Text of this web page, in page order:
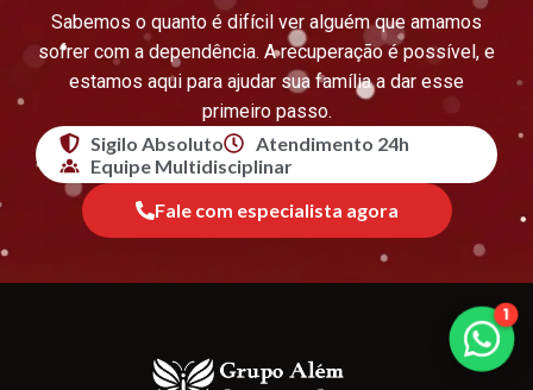
Sabemos o quanto é difícil ver alguém que amamos
sofrer com a dependência. A recuperação é possível, e
estamos aqui para ajudar sua família a dar esse
primeiro passo.
Sigilo Absoluto
Atendimento 24h
Equipe Multidisciplinar
Fale com especialista agora
1